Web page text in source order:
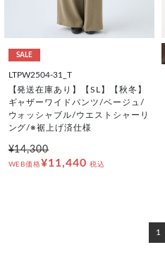
SALE
LTPW2504-31_T
【発送在庫あり】【SL】【秋冬】
ギャザーワイドパンツ/ベージュ/
ウォッシャブル/ウエストシャーリ
ング/※裾上げ済仕様
¥14,300
WEB価格¥11,440 税込
1